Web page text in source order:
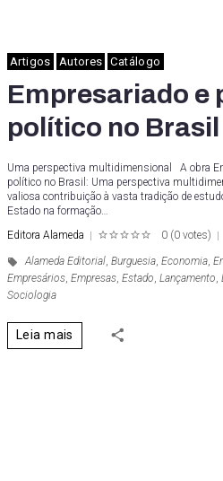
Artigos Autores Catálogo
Empresariado e
político no Brasil
Uma perspectiva multidimensional A obra
político no Brasil: Uma perspectiva
valiosa contribuição à vasta tradição de
Estado na formação…
Editora Alameda
0 (0 votes)
Alameda Editorial, Burguesia, Economia,
Empresários, Empresas, Estado, Lançamento,
Sociologia
Leia mais